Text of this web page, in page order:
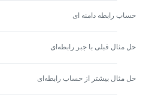
حساب رابطه دامنه ای
حل مثال قبلی با جبر رابطه‌ای
حل مثال بیشتر از حساب رابطه‌ای